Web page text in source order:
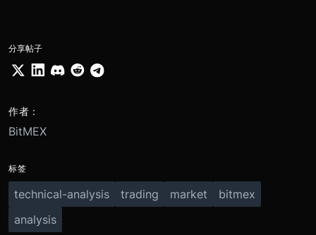
分享帖子
作者：
BitMEX
标签
technical-analysis trading market
bitmex
analysis